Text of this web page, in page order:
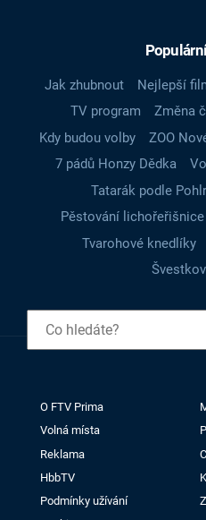
Jak zhubnout Nejlepší
TV program
Změna
Kdy budou volby
ZOO
7 pádů Honzy Dědka
Tatarák podle
Pěstování lichořeřišnice
Tvarohové knedlíky
O FTV Prima
Volná místa
Reklama
HbbTV
Podmínky užívání